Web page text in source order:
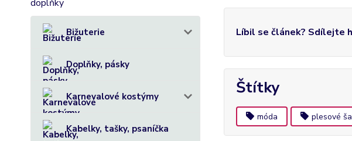
Bižuterie
Doplňky, pásky
Karnevalové kostýmy
Kabelky, tašky, psaníčka
Líbil se článek? Sdílejte
Štítky
móda plesové